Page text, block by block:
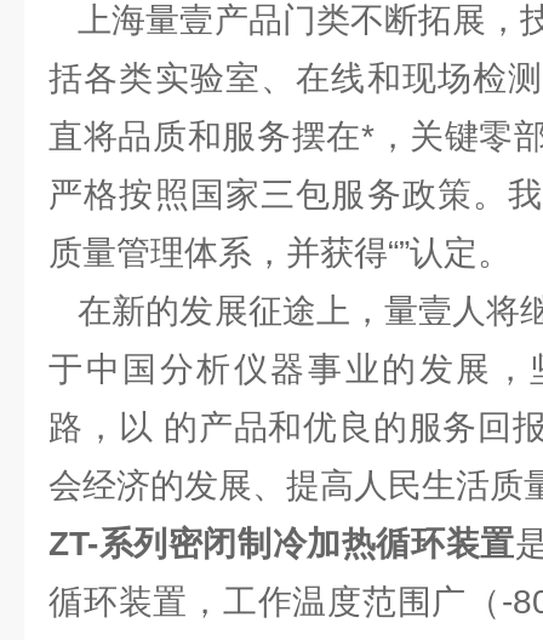
上海量壹产品门类不断拓展，
括各类实验室、在线和现场检
直将品质和服务摆在*，关键零
严格按照国家三包服务政策。
质量管理体系，并获得“”认定。
在新的发展征途上，量壹人将
于中国分析仪器事业的发展，
路，以 的产品和优良的服务回
会经济的发展、提高人民生活质
ZT-系列密闭制冷加热循环装置
循环装置，工作温度范围广（